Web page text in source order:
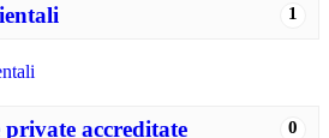
1
0
accreditate